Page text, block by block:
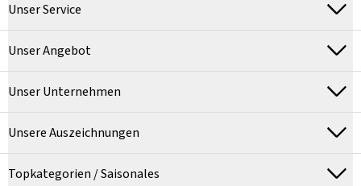
Unser Service
Unser Angebot
Unser Unternehmen
Unsere Auszeichnungen
Topkategorien / Saisonales